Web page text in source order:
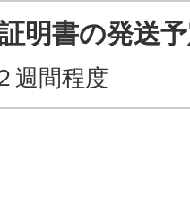
明書の発送
週間程度